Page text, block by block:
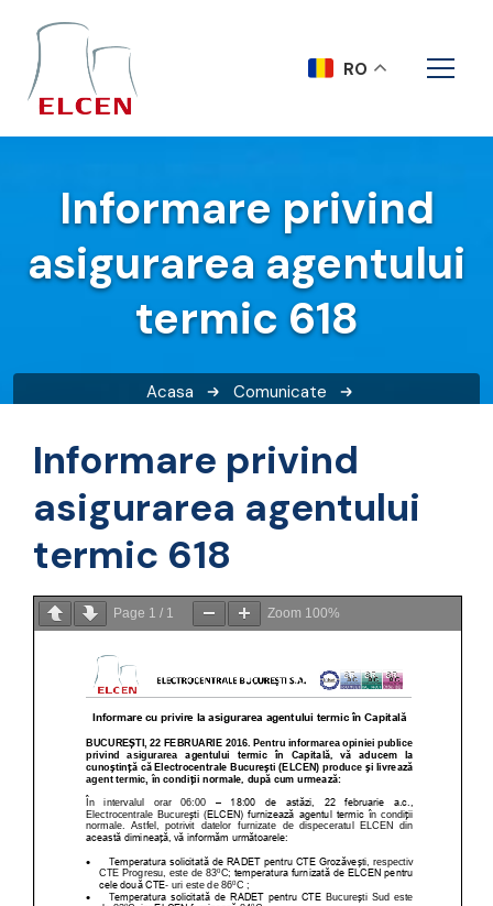
Informare privind
asigurarea agentului
termic 618
Acasa
Comunicate
Informare privind
asigurarea agentului
termic 618
Page 1 / 1 Zoom 100%
RO